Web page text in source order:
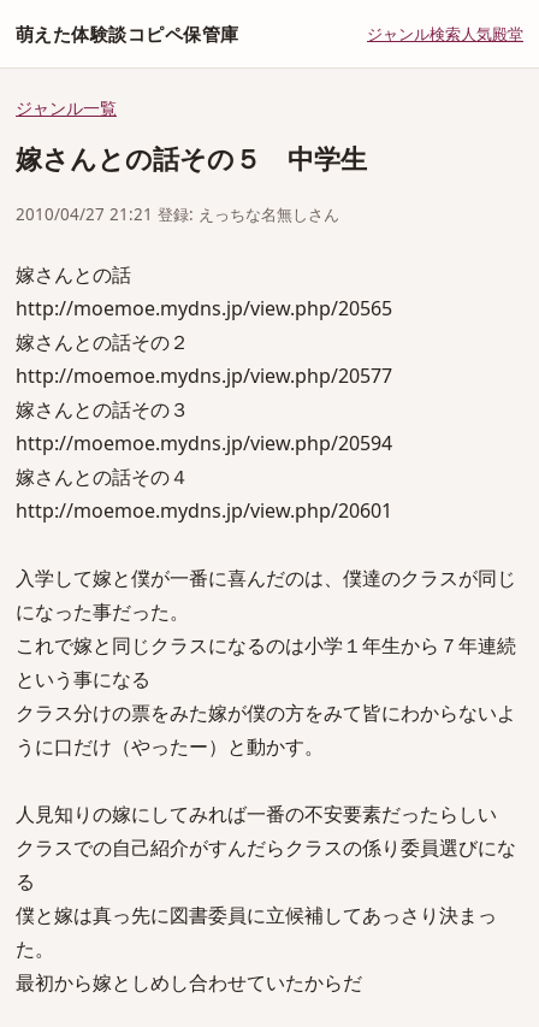
萌えた体験談コピペ保管庫 ジャンル検索人気殿堂
ジャンル一覧
嫁さんとの話その５ 中学生
2010/04/27 21:21 登録: えっちな名無しさん
嫁さんとの話
http://moemoe.mydns.jp/view.php/20565
嫁さんとの話その２
http://moemoe.mydns.jp/view.php/20577
嫁さんとの話その３
http://moemoe.mydns.jp/view.php/20594
嫁さんとの話その４
http://moemoe.mydns.jp/view.php/20601
入学して嫁と僕が一番に喜んだのは、僕達のクラスが同じ
になった事だった。
これで嫁と同じクラスになるのは小学１年生から７年連続
という事になる
クラス分けの票をみた嫁が僕の方をみて皆にわからないよ
うに口だけ（やったー）と動かす。
人見知りの嫁にしてみれば一番の不安要素だったらしい
クラスでの自己紹介がすんだらクラスの係り委員選びにな
る
僕と嫁は真っ先に図書委員に立候補してあっさり決まっ
た。
最初から嫁としめし合わせていたからだ